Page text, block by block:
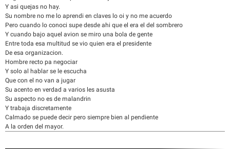
Y asi quejas no hay.
Su nombre no me lo aprendi en claves lo oi y no me acuerdo
Pero cuando lo conoci supe desde ahi que el era el del sombrero
Y cuando bajo aquel avion se miro una bola de gente
Entre toda esa multitud se vio quien era el presidente
De esa organizacion.
Hombre recto pa negociar
Y solo al hablar se le escucha
Que con el no van a jugar
Su acento en verdad a varios les asusta
Su aspecto no es de malandrin
Y trabaja discretamente
Calmado se puede decir pero siempre bien al pendiente
A la orden del mayor.